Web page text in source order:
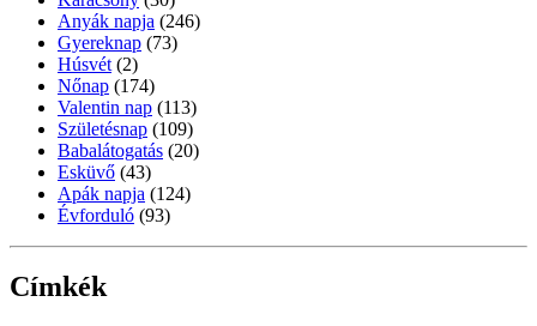
Anyák napja (246)
Gyereknap (73)
Húsvét (2)
Nőnap (174)
Valentin nap (113)
Születésnap (109)
Babalátogatás (20)
Esküvő (43)
Apák napja (124)
Évforduló (93)
Címkék